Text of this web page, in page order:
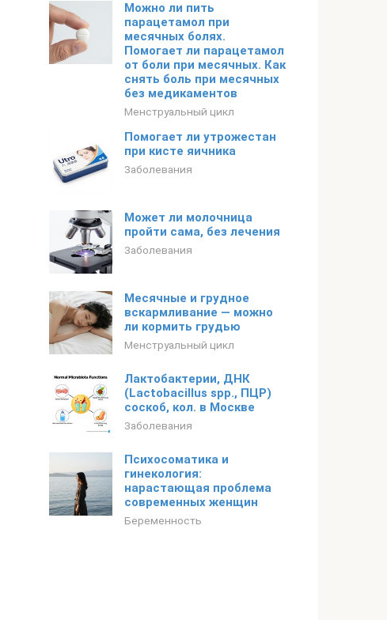
Можно ли пить
парацетамол при
месячных болях.
Помогает ли парацетамол
от боли при месячных. Как
снять боль при месячных
без медикаментов
Менструальный цикл
Помогает ли утрожестан
при кисте яичника
Заболевания
Может ли молочница
пройти сама, без лечения
Заболевания
Месячные и грудное
вскармливание — можно
ли кормить грудью
Менструальный цикл
Лактобактерии, ДНК
(Lactobаcillus spp., ПЦР)
соскоб, кол. в Москве
Заболевания
Психосоматика и
гинекология:
нарастающая проблема
современных женщин
Беременность